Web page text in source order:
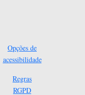
Opções de
acessibilidade
Regras
RGPD